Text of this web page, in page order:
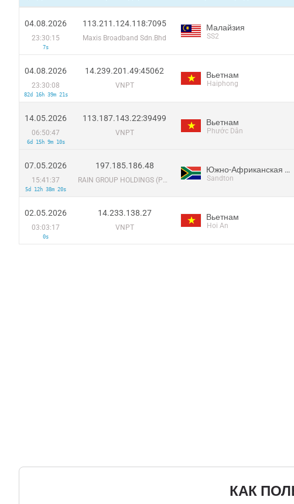
04.08.2026
23:30:15
7s
113.211.124.118:7095
Maxis Broadband Sdn.Bhd
Малайзия
SS2
04.08.2026
23:30:08
82d 16h 39m 21s
14.239.201.49:45062
VNPT
Вьетнам
Haiphong
14.05.2026
06:50:47
6d 15h 9m 10s
113.187.143.22:39499
VNPT
Вьетнам
Phước Dân
07.05.2026
15:41:37
5d 12h 38m 20s
197.185.186.48
RAIN GROUP HOLDINGS (PTY) LTD
Южно-Африканская Республика
Sandton
02.05.2026
03:03:17
0s
14.233.138.27
VNPT
Вьетнам
Hoi An
КАК